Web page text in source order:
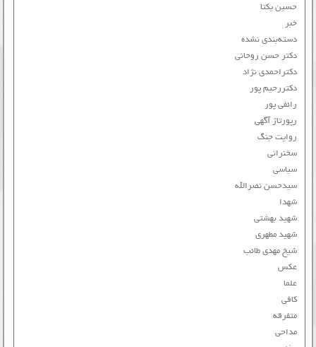
حسین یکتا
خبر
دسته‌بندی نشده
دکتر حسن روحانی
دکتراحمدی نژاد
دکتررحیم پور
رائفی پور
رپورتاژ آگهی
روایت جنگ
سخنرانی
سیاسی
سیدحسن نصرالله
شهدا
شهید بهشتی
شهید مطهری
شیخ مهدی طائب
عکس
علما
کافی
متفرقه
مداحی